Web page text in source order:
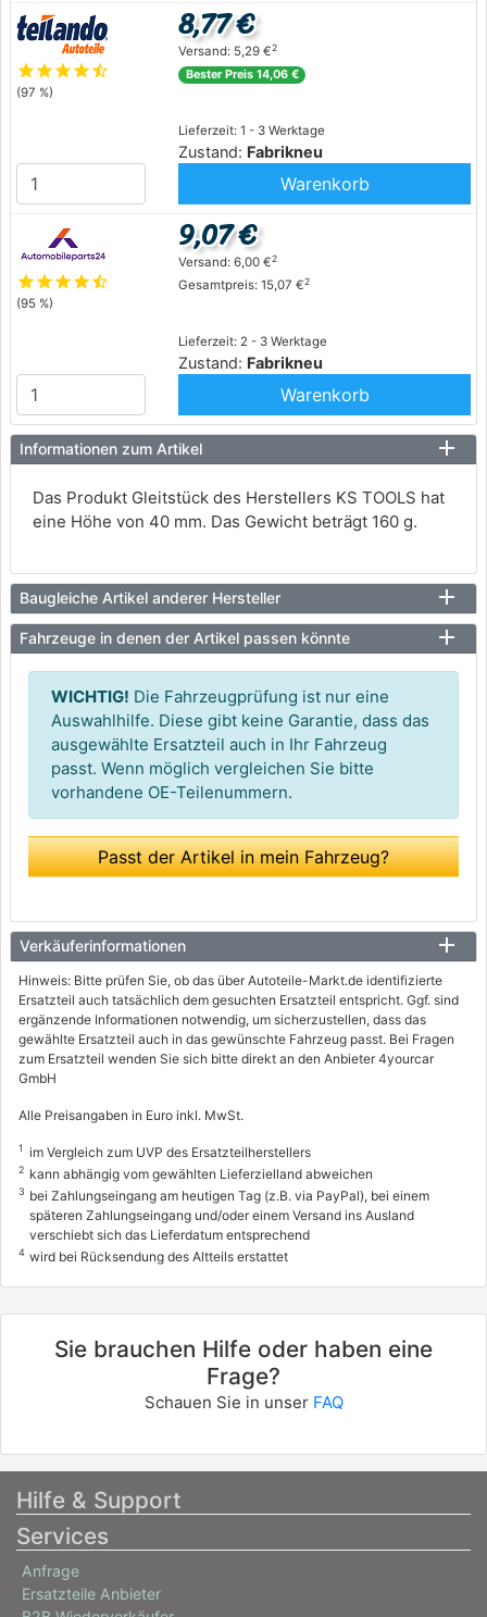
starstarstarstarstar_half
(97 %)
Lieferzeit: 1 - 3 Werktage
Zustand: Fabrikneu
8,77 €
Versand: 5,29 €2
Bester Preis 14,06 €
Warenkorb
starstarstarstarstar_half
(95 %)
Lieferzeit: 2 - 3 Werktage
Zustand: Fabrikneu
9,07 €
Versand: 6,00 €2
Gesamtpreis: 15,07 €2
Warenkorb
Informationen zum Artikel
Das Produkt Gleitstück des Herstellers KS TOOLS hat
eine Höhe von 40 mm. Das Gewicht beträgt 160 g.
Baugleiche Artikel anderer Hersteller
Fahrzeuge in denen der Artikel passen könnte
WICHTIG! Die Fahrzeugprüfung ist nur eine
Auswahlhilfe. Diese gibt keine Garantie, dass das
ausgewählte Ersatzteil auch in Ihr Fahrzeug
passt. Wenn möglich vergleichen Sie bitte
vorhandene OE-Teilenummern.
Passt der Artikel in mein Fahrzeug?
Verkäuferinformationen
Hinweis: Bitte prüfen Sie, ob das über Autoteile-Markt.de identifizierte
Ersatzteil auch tatsächlich dem gesuchten Ersatzteil entspricht. Ggf. sind
ergänzende Informationen notwendig, um sicherzustellen, dass das
gewählte Ersatzteil auch in das gewünschte Fahrzeug passt. Bei Fragen
zum Ersatzteil wenden Sie sich bitte direkt an den Anbieter 4yourcar
GmbH
Alle Preisangaben in Euro inkl. MwSt.
1 im Vergleich zum UVP des Ersatzteilherstellers
2 kann abhängig vom gewählten Lieferzielland abweichen
3 bei Zahlungseingang am heutigen Tag (z.B. via PayPal), bei einem
späteren Zahlungseingang und/oder einem Versand ins Ausland
verschiebt sich das Lieferdatum entsprechend
4 wird bei Rücksendung des Altteils erstattet
Sie brauchen Hilfe oder haben eine
Frage?
Schauen Sie in unser FAQ
Hilfe & Support
Services
Anfrage
Ersatzteile Anbieter